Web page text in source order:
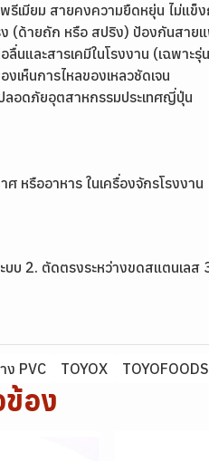
รีเมียม สายคงความยืดหยุ่น ไม่แข็ง
ง (ด้ายถัก หรือ สปริง) ป้องกันสาย
นและสารเคมีในโรงงาน (เฉพาะรุ่
เห็นการไหลของเหลวชัดเจน
ลอดภัยอุตสาหกรรมประเทศญี่ปุ่น
หรืออาหาร ในเครื่องจักรโรงงาน
บบ 2. ตัดตรงระหว่างขดสแตนเล
ง PVC TOYOX
อง